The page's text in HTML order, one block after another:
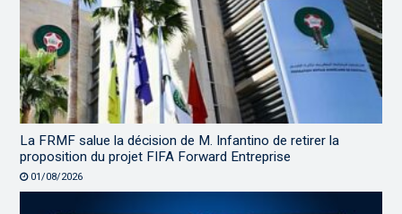
La FRMF salue la décision de M. Infantino de retirer la
proposition du projet FIFA Forward Entreprise
01/08/2026